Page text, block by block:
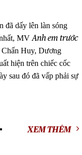
đã dấy lên làn sóng
MV Anh em trước
Huy, Dương
hiện trên chiếc cốc
sau đó đã vấp phải sự
XEM THÊM